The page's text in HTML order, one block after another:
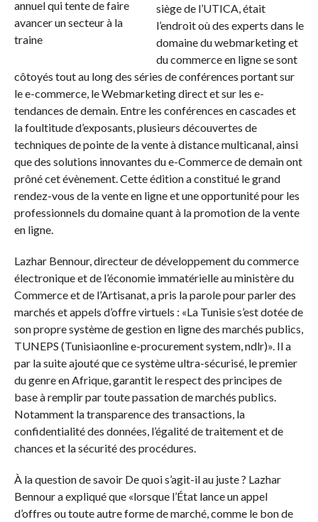
siège de l’UTICA, était
l’endroit où des experts dans le
domaine du webmarketing et
du commerce en ligne se sont
côtoyés tout au long des séries de conférences portant sur
le e-commerce, le Webmarketing direct et sur les e-
tendances de demain. Entre les conférences en cascades et
la foultitude d’exposants, plusieurs découvertes de
techniques de pointe de la vente à distance multicanal, ainsi
que des solutions innovantes du e-Commerce de demain ont
prôné cet évènement. Cette édition a constitué le grand
rendez-vous de la vente en ligne et une opportunité pour les
professionnels du domaine quant à la promotion de la vente
en ligne.
Lazhar Bennour, directeur de développement du commerce
électronique et de l’économie immatérielle au ministère du
Commerce et de l’Artisanat, a pris la parole pour parler des
marchés et appels d’offre virtuels : «La Tunisie s’est dotée de
son propre système de gestion en ligne des marchés publics,
TUNEPS (Tunisiaonline e-procurement system, ndlr)». Il a
par la suite ajouté que ce système ultra-sécurisé, le premier
du genre en Afrique, garantit le respect des principes de
base à remplir par toute passation de marchés publics.
Notamment la transparence des transactions, la
confidentialité des données, l’égalité de traitement et de
chances et la sécurité des procédures.
À la question de savoir De quoi s’agit-il au juste ? Lazhar
Bennour a expliqué que «lorsque l’État lance un appel
d’offres ou toute autre forme de marché, comme le bon de